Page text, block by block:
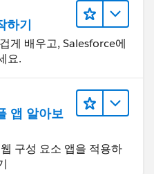
하기
게 배우고, Salesforce에
요.
앱 알아보
구성 요소 앱을 적용하